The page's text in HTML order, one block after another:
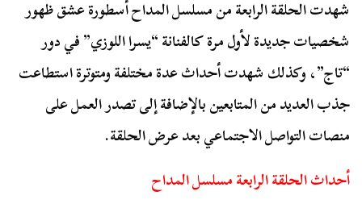
شهدت الحلقة الرابعة من مسلسل المداح أسطورة عشق ظهور
شخصيات جديدة لأول مرة كالفنانة “يسرا اللوزي” في دور
“تاج”، وكذلك شهدت أحداث عدة مختلفة ومتوترة استطاعت
جذب العديد من المتابعين بالإضافة إلى تصدر العمل على
منصات التواصل الاجتماعي بعد عرض الحلقة.
أحداث الحلقة الرابعة مسلسل المداح